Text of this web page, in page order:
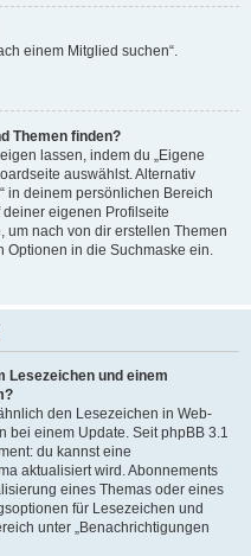
einem Mitglied suchen“.
Themen finden?
lassen, indem du „Eigene
auswählst. Alternativ
in deinem persönlichen Bereich
deiner eigenen Profilseite
um nach von dir erstellen Themen
Optionen in die Suchmaske ein.
Lesezeichen und einem
den Lesezeichen in Web-
bei einem Update. Seit phpBB 3.1
du kannst eine
aktualisiert wird. Abonnements
eines Themas oder eines
für Lesezeichen und
unter „Benachrichtigungen